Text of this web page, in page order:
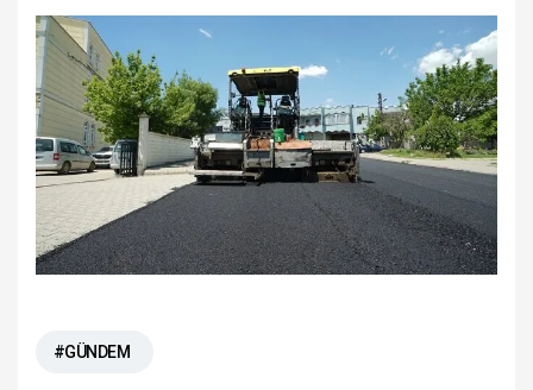
#GÜNDEM